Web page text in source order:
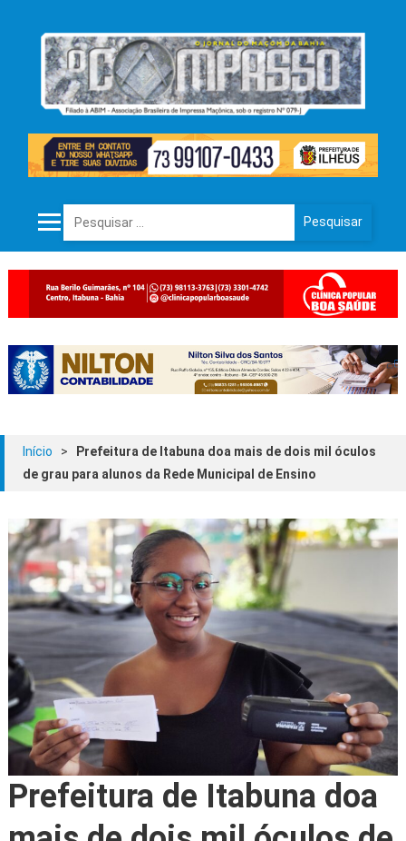
Pesquisar por:
Início >
Prefeitura de Itabuna doa mais de dois mil óculos
de grau para alunos da Rede Municipal de Ensino
Prefeitura de Itabuna doa